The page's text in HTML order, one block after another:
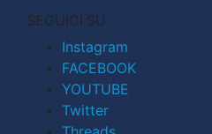
SEGUICI SU
Instagram
FACEBOOK
YOUTUBE
Twitter